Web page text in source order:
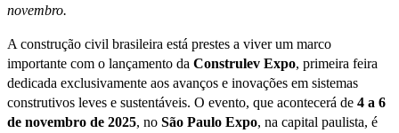
novembro.
A construção civil brasileira está prestes a viver um marco
importante com o lançamento da Construlev Expo, primeira feira
dedicada exclusivamente aos avanços e inovações em sistemas
construtivos leves e sustentáveis. O evento, que acontecerá de 4 a 6
de novembro de 2025, no São Paulo Expo, na capital paulista, é